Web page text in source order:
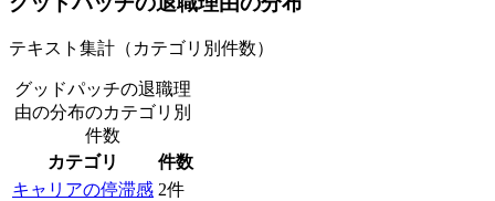
テキスト集計（カテゴリ別件数）
グッドパッチの退職理
由の分布のカテゴリ別
件数
カテゴリ
件数
キャリアの停滞感 2件